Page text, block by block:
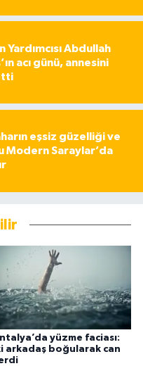
Yardımcısı Abdullah
acı günü, annesini
eşsiz güzelliği ve
Modern Saraylar’da
yüzme faciası:
arkadaş boğularak can